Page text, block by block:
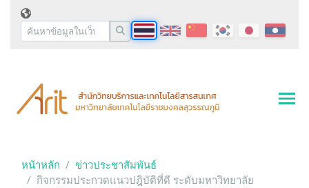
หน้าหลัก
ข่าวประชาสัมพันธ์
กิจกรรมประกวดแนวปฎิบัติที่ดี ระดับมหาวิทยาลัย